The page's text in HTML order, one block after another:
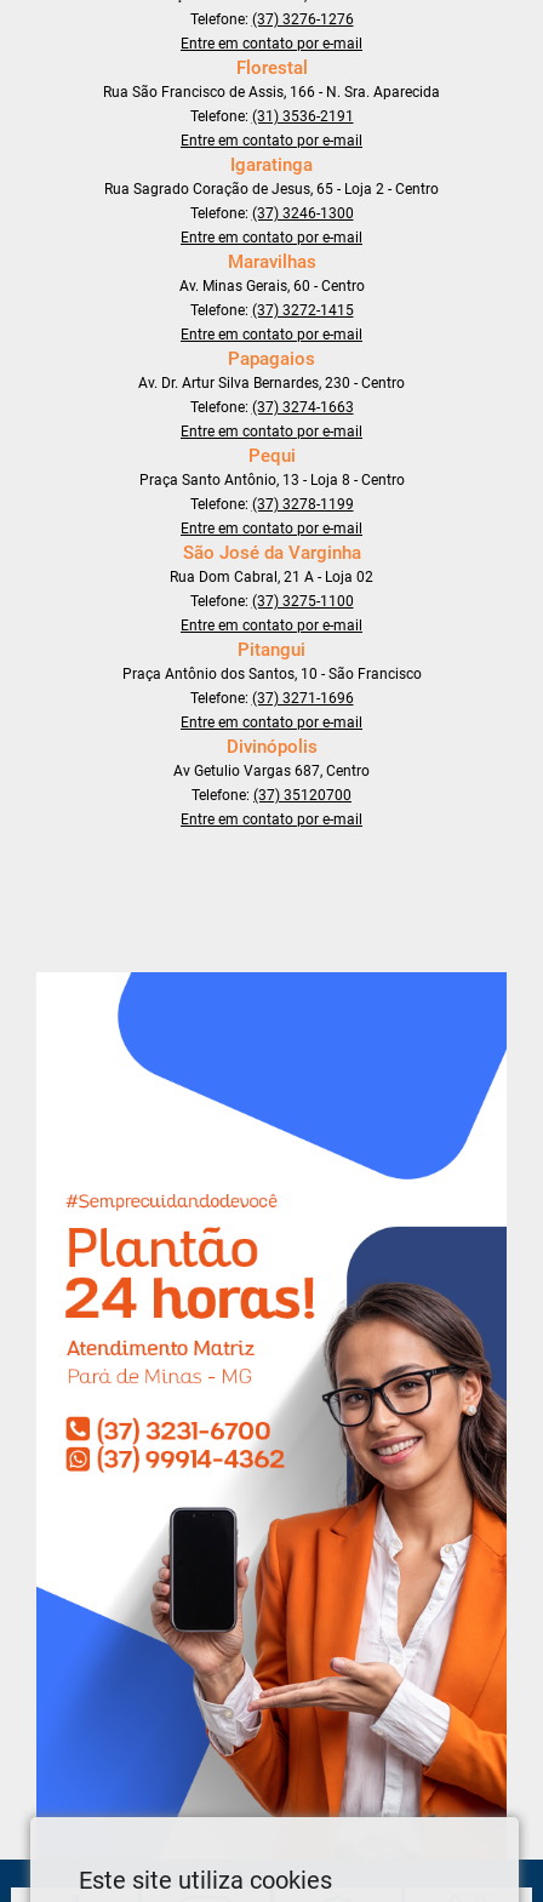
Este site utiliza cookies
Telefone: (37) 3276-1276
Entre em contato por e-mail
Florestal
Rua São Francisco de Assis, 166 - N. Sra. Aparecida
Telefone: (31) 3536-2191
Entre em contato por e-mail
Igaratinga
Rua Sagrado Coração de Jesus, 65 - Loja 2 - Centro
Telefone: (37) 3246-1300
Entre em contato por e-mail
Maravilhas
Av. Minas Gerais, 60 - Centro
Telefone: (37) 3272-1415
Entre em contato por e-mail
Papagaios
Av. Dr. Artur Silva Bernardes, 230 - Centro
Telefone: (37) 3274-1663
Entre em contato por e-mail
Pequi
Praça Santo Antônio, 13 - Loja 8 - Centro
Telefone: (37) 3278-1199
Entre em contato por e-mail
São José da Varginha
Rua Dom Cabral, 21 A - Loja 02
Telefone: (37) 3275-1100
Entre em contato por e-mail
Pitangui
Praça Antônio dos Santos, 10 - São Francisco
Telefone: (37) 3271-1696
Entre em contato por e-mail
Divinópolis
Av Getulio Vargas 687, Centro
Telefone: (37) 35120700
Entre em contato por e-mail